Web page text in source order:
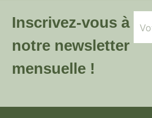
Inscrivez-vous à
notre newsletter
mensuelle !